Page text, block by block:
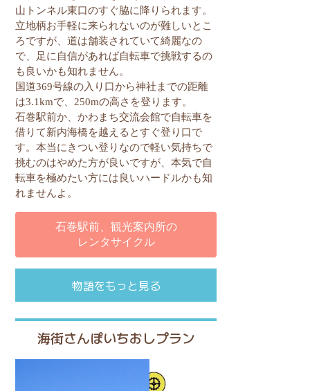
山トンネル東口のすぐ脇に降りられます。
立地柄お手軽に来られないのが難しいとこ
ろですが、道は舗装されていて綺麗なの
で、足に自信があれば自転車で挑戦するの
も良いかも知れません。
国道369号線の入り口から神社までの距離
は3.1kmで、250mの高さを登ります。
石巻駅前か、かわまち交流会館で自転車を
借りて新内海橋を越えるとすぐ登り口で
す。本当にきつい登りなので軽い気持ちで
挑むのはやめた方が良いですが、本気で自
転車を極めたい方には良いハードルかも知
れませんよ。
石巻駅前、観光案内所の
レンタサイクル
物語をもっと見る
海街さんぽいちおしプラン